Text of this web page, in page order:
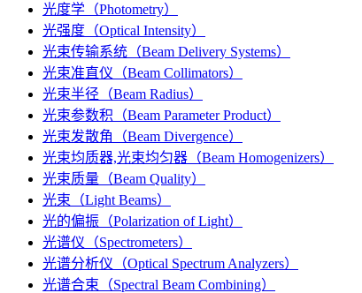
光度学（Photometry）
光强度（Optical Intensity）
光束传输系统（Beam Delivery Systems）
光束准直仪（Beam Collimators）
光束半径（Beam Radius）
光束参数积（Beam Parameter Product）
光束发散角（Beam Divergence）
光束均质器,光束均匀器（Beam Homogenizers）
光束质量（Beam Quality）
光束（Light Beams）
光的偏振（Polarization of Light）
光谱仪（Spectrometers）
光谱分析仪（Optical Spectrum Analyzers）
光谱合束（Spectral Beam Combining）